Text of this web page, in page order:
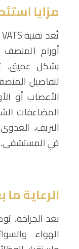
مزايا
أورام المنصف
بشكل عميق.
لتفاصيل
الأعصاب أو
المضاعفات
النزيف،
في المستشفى.
الرعاية
بعد الجراحة،
الهواء